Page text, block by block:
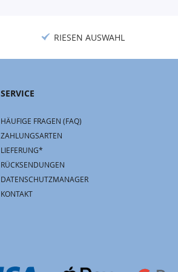
RIESEN AUSWAHL
SERVICE
HÄUFIGE FRAGEN (FAQ)
ZAHLUNGSARTEN
LIEFERUNG*
RÜCKSENDUNGEN
DATENSCHUTZMANAGER
KONTAKT